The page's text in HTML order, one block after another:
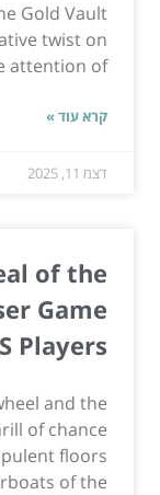
Gold Vault
twist on
of...
קרא עוד »
דצמ 11, 2025
of the
Game
Players
and the
of chance
floors
of the...